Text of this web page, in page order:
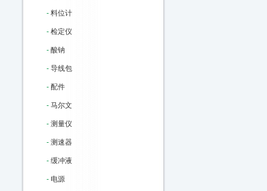
- 料位计
- 检定仪
- 酸钠
- 导线包
- 配件
- 马尔文
- 测量仪
- 测速器
- 缓冲液
- 电源